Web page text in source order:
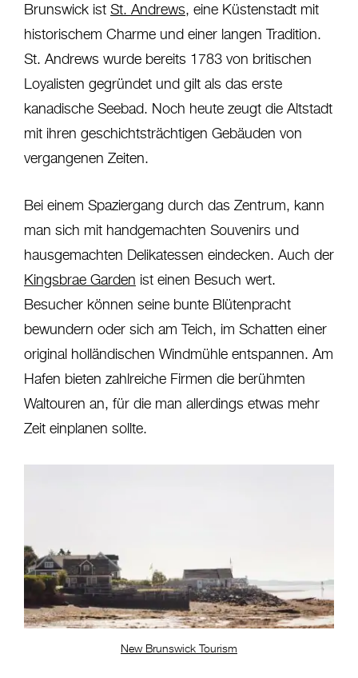
Brunswick ist St. Andrews, eine Küstenstadt mit
historischem Charme und einer langen Tradition.
St. Andrews wurde bereits 1783 von britischen
Loyalisten gegründet und gilt als das erste
kanadische Seebad. Noch heute zeugt die Altstadt
mit ihren geschichtsträchtigen Gebäuden von
vergangenen Zeiten.
Bei einem Spaziergang durch das Zentrum, kann
man sich mit handgemachten Souvenirs und
hausgemachten Delikatessen eindecken. Auch der
Kingsbrae Garden ist einen Besuch wert.
Besucher können seine bunte Blütenpracht
bewundern oder sich am Teich, im Schatten einer
original holländischen Windmühle entspannen. Am
Hafen bieten zahlreiche Firmen die berühmten
Waltouren an, für die man allerdings etwas mehr
Zeit einplanen sollte.
New Brunswick Tourism